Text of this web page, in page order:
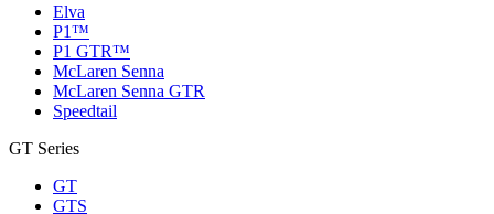
Elva
P1™
P1 GTR™
McLaren Senna
McLaren Senna GTR
Speedtail
GT Series
GT
GTS